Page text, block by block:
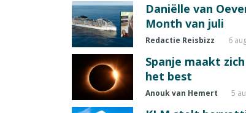
Daniëlle van
Month van juli
Redactie Reisbizz 6
Spanje maakt
het best
Anouk van Hemert 5